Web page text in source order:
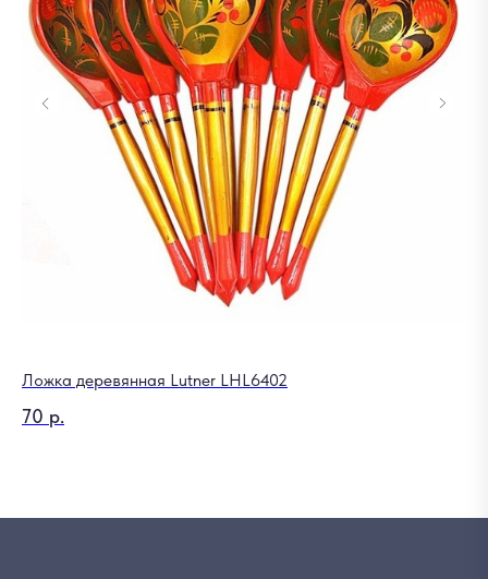
Ложка деревянная Lutner LHL6402
70 р.